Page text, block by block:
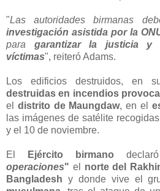
"Las autoridades birmanas
investigación asistida por la
para garantizar la justicia y
víctimas", reiteró Adams.
Los edificios destruidos, en
destruidas en incendios
el distrito de Maungdaw, en el
las imágenes de satélite
y el 10 de noviembre.
El Ejército birmano
operaciones" el norte del
Bangladesh y donde vive el